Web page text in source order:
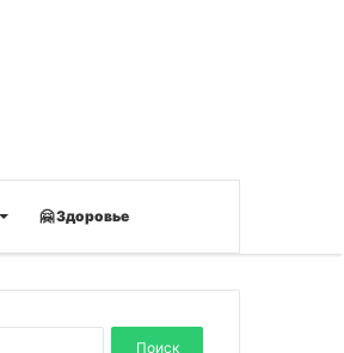
🤗 Здоровье